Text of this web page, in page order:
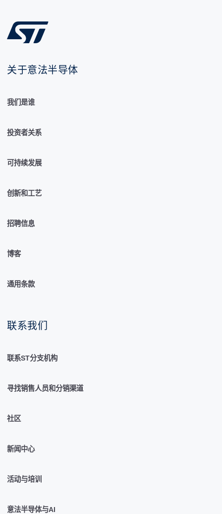
关于意法半导体
我们是谁
投资者关系
可持续发展
创新和工艺
招聘信息
博客
通用条款
联系我们
联系ST分支机构
寻找销售人员和分销渠道
社区
新闻中心
活动与培训
意法半导体与AI